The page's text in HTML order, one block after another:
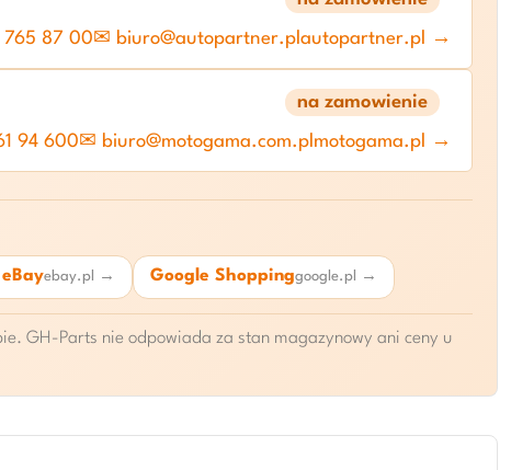
87 00✉ biuro@autopartner.plautopartner.pl →
na zamowienie
94 600✉ biuro@motogama.com.pl motogama.pl →
eBayebay.pl → Google Shoppinggoogle.pl →
GH-Parts nie odpowiada za stan magazynowy ani ceny u